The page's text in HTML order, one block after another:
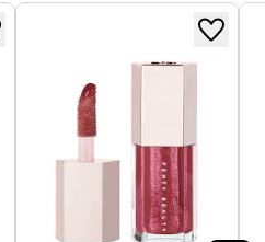
der Wangenknochen,
und der Schläfen
seinen leicht
der Pinsel für absolute
Puder mit einer Seite
und mit der anderen